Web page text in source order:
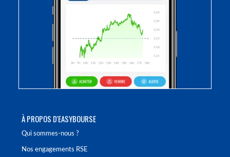
À PROPOS D'EASYBOURSE
Qui sommes-nous ?
Nos engagements RSE